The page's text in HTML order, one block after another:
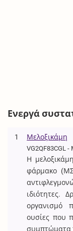
Ενεργά
1 Μελοξικάμη
VG2QF83CGL -
Η
φάρμακο
ιδιότητες.
οργανισμό
ουσίες που
συμπτώματα